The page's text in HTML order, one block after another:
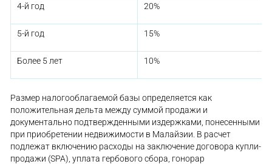
4-й год 20%
5-й год 15%
Более 5 лет 10%
Размер налогооблагаемой базы определяется как
положительная дельта между суммой продажи и
документально подтвержденными издержками, понесенными
при приобретении недвижимости в Малайзии. В расчет
подлежат включению расходы на заключение договора купли-
продажи (SPA), уплата гербового сбора, гонорар